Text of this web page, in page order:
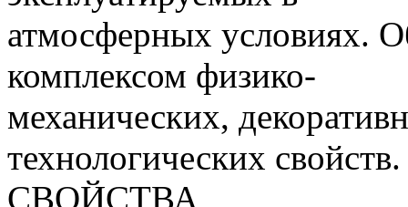
атмосферных условиях.
комплексом физико-
механических,
технологических свойств.
СВОЙСТВА